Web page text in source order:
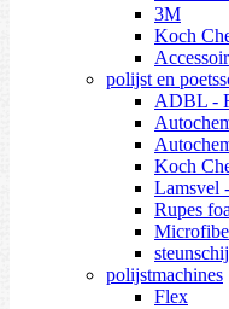
3M
Koch
polijst en
ADBL -
Koch
Lamsvel
Rupes
polijstmachines
Flex